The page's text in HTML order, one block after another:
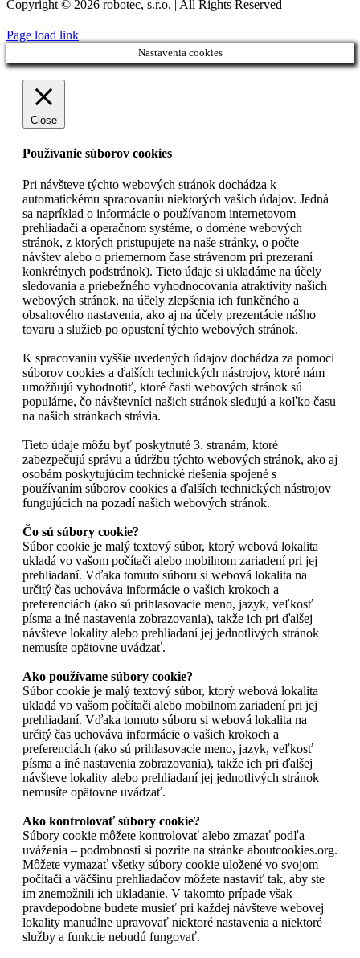
Copyright © 2026 robotec, s.r.o. | All Rights Reserved
Page load link
Nastavenia cookies
Close
Používanie súborov cookies
Pri návšteve týchto webových stránok dochádza k
automatickému spracovaniu niektorých vašich údajov. Jedná
sa napríklad o informácie o používanom internetovom
prehliadači a operačnom systéme, o doméne webových
stránok, z ktorých pristupujete na naše stránky, o počte
návštev alebo o priemernom čase strávenom pri prezeraní
konkrétnych podstránok). Tieto údaje si ukladáme na účely
sledovania a priebežného vyhodnocovania atraktivity našich
webových stránok, na účely zlepšenia ich funkčného a
obsahového nastavenia, ako aj na účely prezentácie nášho
tovaru a služieb po opustení týchto webových stránok.
K spracovaniu vyššie uvedených údajov dochádza za pomoci
súborov cookies a ďalších technických nástrojov, ktoré nám
umožňujú vyhodnotiť, ktoré časti webových stránok sú
populárne, čo návštevníci našich stránok sledujú a koľko času
na našich stránkach strávia.
Tieto údaje môžu byť poskytnuté 3. stranám, ktoré
zabezpečujú správu a údržbu týchto webových stránok, ako aj
osobám poskytujúcim technické riešenia spojené s
používaním súborov cookies a ďalších technických nástrojov
fungujúcich na pozadí našich webových stránok.
Čo sú súbory cookie?
Súbor cookie je malý textový súbor, ktorý webová lokalita
ukladá vo vašom počítači alebo mobilnom zariadení pri jej
prehliadaní. Vďaka tomuto súboru si webová lokalita na
určitý čas uchováva informácie o vašich krokoch a
preferenciách (ako sú prihlasovacie meno, jazyk, veľkosť
písma a iné nastavenia zobrazovania), takže ich pri ďalšej
návšteve lokality alebo prehliadaní jej jednotlivých stránok
nemusíte opätovne uvádzať.
Ako používame súbory cookie?
Súbor cookie je malý textový súbor, ktorý webová lokalita
ukladá vo vašom počítači alebo mobilnom zariadení pri jej
prehliadaní. Vďaka tomuto súboru si webová lokalita na
určitý čas uchováva informácie o vašich krokoch a
preferenciách (ako sú prihlasovacie meno, jazyk, veľkosť
písma a iné nastavenia zobrazovania), takže ich pri ďalšej
návšteve lokality alebo prehliadaní jej jednotlivých stránok
nemusíte opätovne uvádzať.
Ako kontrolovať súbory cookie?
Súbory cookie môžete kontrolovať alebo zmazať podľa
uváženia – podrobnosti si pozrite na stránke aboutcookies.org.
Môžete vymazať všetky súbory cookie uložené vo svojom
počítači a väčšinu prehliadačov môžete nastaviť tak, aby ste
im znemožnili ich ukladanie. V takomto prípade však
pravdepodobne budete musieť pri každej návšteve webovej
lokality manuálne upravovať niektoré nastavenia a niektoré
služby a funkcie nebudú fungovať.